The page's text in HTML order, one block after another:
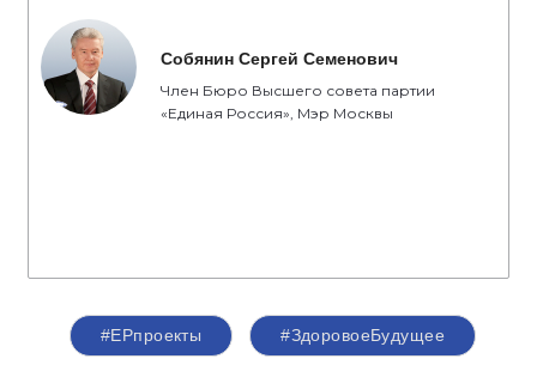
Собянин Сергей Семенович
Член Бюро Высшего совета партии
«Единая Россия», Мэр Москвы
#ЕРпроекты #ЗдоровоеБудущее